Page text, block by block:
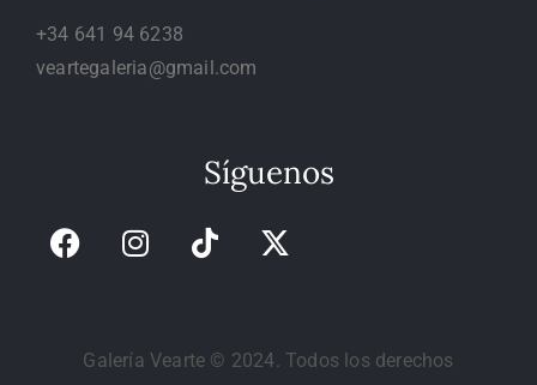
+34 641 94 6238
veartegaleria@gmail.com
Síguenos
Galería Vearte © 2024. Todos los derechos